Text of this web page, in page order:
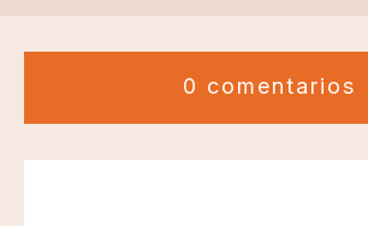
0 comentarios